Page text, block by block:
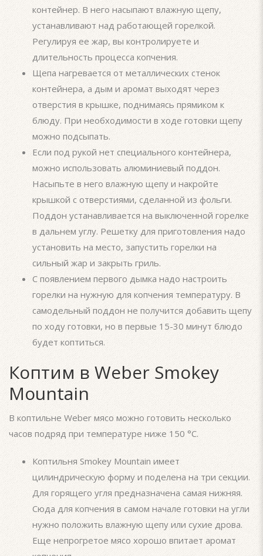
контейнер. В него насыпают влажную щепу,
устанавливают над работающей горелкой.
Регулируя ее жар, вы контролируете и
длительность процесса копчения.
Щепа нагревается от металлических стенок
контейнера, а дым и аромат выходят через
отверстия в крышке, поднимаясь прямиком к
блюду. При необходимости в ходе готовки щепу
можно подсыпать.
Если под рукой нет специального контейнера,
можно использовать алюминиевый поддон.
Насыпьте в него влажную щепу и накройте
крышкой с отверстиями, сделанной из фольги.
Поддон устанавливается на выключенной горелке
в дальнем углу. Решетку для приготовления надо
установить на место, запустить горелки на
сильный жар и закрыть гриль.
С появлением первого дымка надо настроить
горелки на нужную для копчения температуру. В
самодельный поддон не получится добавить щепу
по ходу готовки, но в первые 15-30 минут блюдо
будет коптиться.
Коптим в Weber Smokey
Mountain
В коптильне Weber мясо можно готовить несколько
часов подряд при температуре ниже 150 °С.
Коптильня Smokey Mountain имеет
цилиндрическую форму и поделена на три секции.
Для горящего угля предназначена самая нижняя.
Сюда для копчения в самом начале готовки на угли
нужно положить влажную щепу или сухие дрова.
Еще непрогретое мясо хорошо впитает аромат